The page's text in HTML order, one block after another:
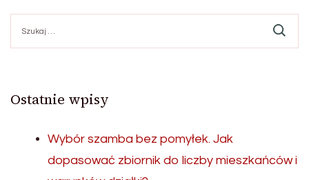
Ostatnie wpisy
Wybór szamba bez pomyłek. Jak
dopasować zbiornik do liczby mieszkańców i